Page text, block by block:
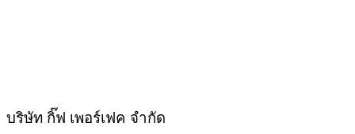
บริษัท กิ๊ฟ เพอร์เฟค จำกัด